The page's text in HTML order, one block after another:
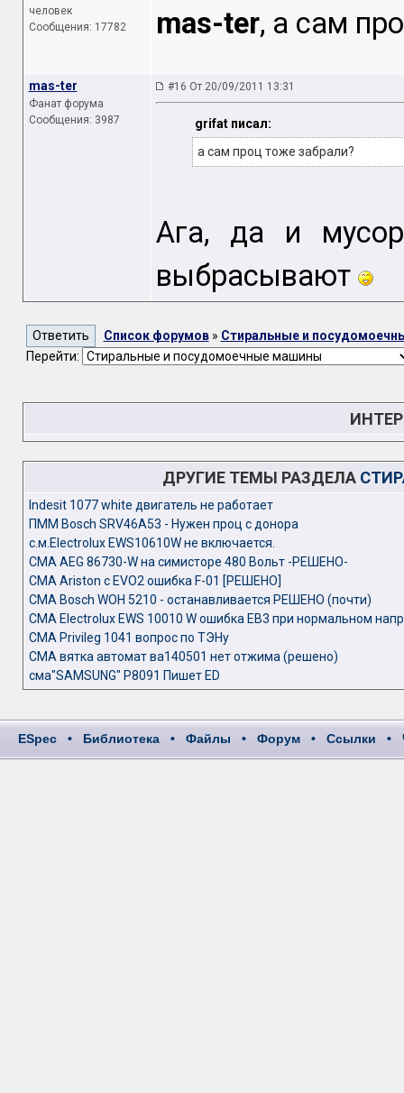
человек
Сообщения: 17782
mas-ter, а сам
mas-ter
Фанат форума
Сообщения: 3987
#16 От 20/09/2011 13:31
grifat писал:
а сам проц тоже забрали?
Ага, да и
выбрасывают
Список форумов» Стиральные и
Перейти:
ДРУГИЕ ТЕМЫ РАЗДЕЛА
Indesit 1077 white двигатель не работает
ПММ Bosch SRV46A53 - Нужен проц с донора
с.м.Electrolux EWS10610W не включается.
СМА AEG 86730-W на симисторе 480 Вольт -РЕШЕНО-
СМА Ariston с EVO2 ошибка F-01 [РЕШЕНО]
СМА Bosch WOH 5210 - останавливается РЕШЕНО (почти)
СМА Electrolux EWS 10010 W ошибка ЕВ3 при нормальном
СМА Privileg 1041 вопрос по ТЭНу
СМА вятка автомат ва140501 нет отжима (решено)
сма"SAMSUNG" P8091 Пишет ED
ESpec • Библиотека • Файлы • Форум • Ссылки •